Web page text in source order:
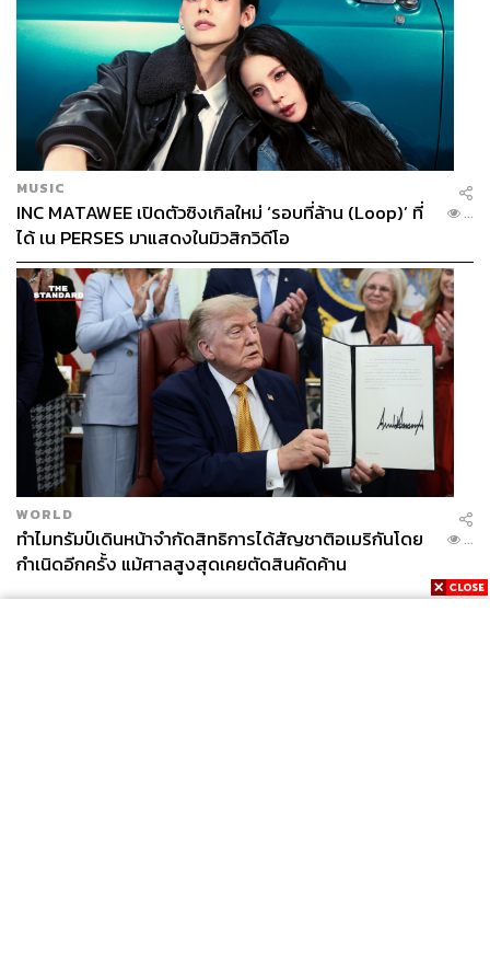
MUSIC
INC MATAWEE เปิดตัวซิงเกิลใหม่ ‘รอบที่ล้าน (Loop)’ ที่
ได้ เน PERSES มาแสดงในมิวสิกวิดีโอ
...
WORLD
ทำไมทรัมป์เดินหน้าจำกัดสิทธิการได้สัญชาติอเมริกันโดย
กำเนิดอีกครั้ง แม้ศาลสูงสุดเคยตัดสินคัดค้าน
...